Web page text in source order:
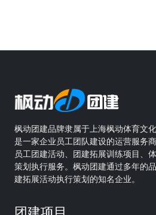
枫动团建品牌隶属于上海枫动体育文
是一家企业员工团队建设的运营服务
员工团建活动、团建拓展训练项目、
策划执行服务。枫动团建通过多年的
建拓展活动执行策划的知名企业。
团建项目